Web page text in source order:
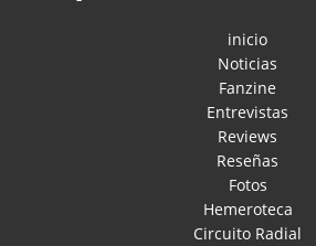
inicio
Noticias
Fanzine
Entrevistas
Reviews
Reseñas
Fotos
Hemeroteca
Circuito Radial